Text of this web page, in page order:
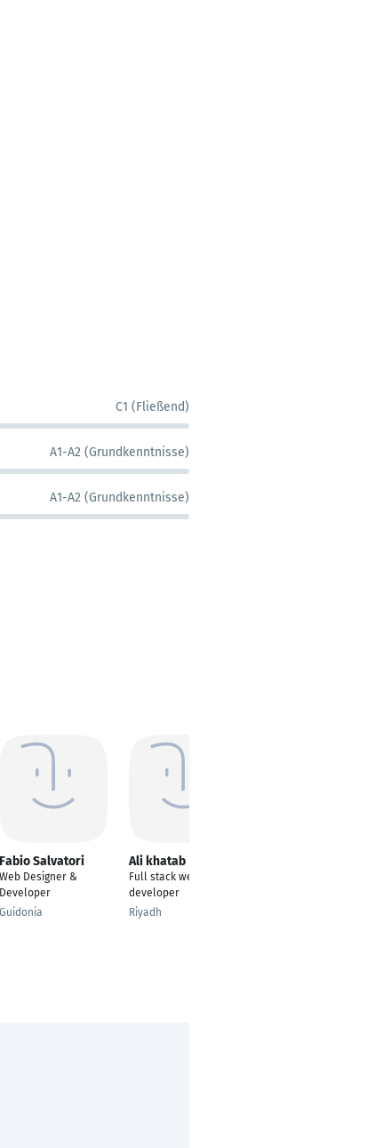
C1 (Fließend)
A1-A2 (Grundkenntnisse)
A1-A2 (Grundkenntnisse)
Fabio Salvatori
Web Designer &
Developer
Guidonia
Ali khatab
Full stack web
developer
Riyadh